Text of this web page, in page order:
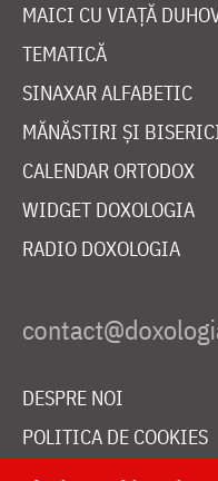
MAICI CU VIAȚĂ
TEMATICĂ
SINAXAR ALFABETIC
MĂNĂSTIRI ȘI
CALENDAR ORTODOX
WIDGET DOXOLOGIA
RADIO DOXOLOGIA
DESPRE NOI
POLITICA DE COOKIES